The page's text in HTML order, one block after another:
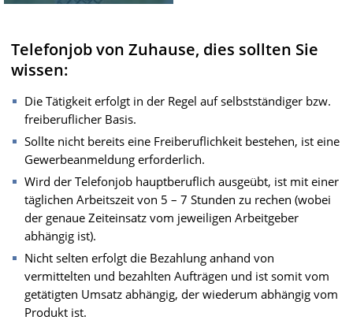
Telefonjob von Zuhause, dies sollten Sie
wissen:
Die Tätigkeit erfolgt in der Regel auf selbstständiger bzw.
freiberuflicher Basis.
Sollte nicht bereits eine Freiberuflichkeit bestehen, ist eine
Gewerbeanmeldung erforderlich.
Wird der Telefonjob hauptberuflich ausgeübt, ist mit einer
täglichen Arbeitszeit von 5 – 7 Stunden zu rechen (wobei
der genaue Zeiteinsatz vom jeweiligen Arbeitgeber
abhängig ist).
Nicht selten erfolgt die Bezahlung anhand von
vermittelten und bezahlten Aufträgen und ist somit vom
getätigten Umsatz abhängig, der wiederum abhängig vom
Produkt ist.